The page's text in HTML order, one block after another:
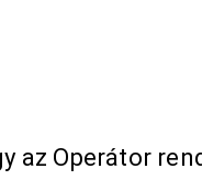
az Operátor